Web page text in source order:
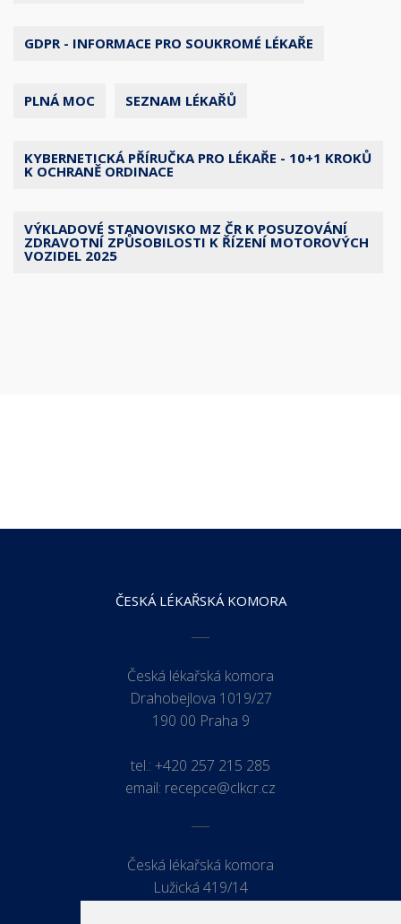
GDPR - INFORMACE PRO SOUKROMÉ LÉKAŘE
PLNÁ MOC SEZNAM LÉKAŘŮ
KYBERNETICKÁ PŘÍRUČKA PRO LÉKAŘE - 10+1 KROKŮ
K OCHRANĚ ORDINACE
VÝKLADOVÉ STANOVISKO MZ ČR K POSUZOVÁNÍ
ZDRAVOTNÍ ZPŮSOBILOSTI K ŘÍZENÍ MOTOROVÝCH
VOZIDEL 2025
ČESKÁ LÉKAŘSKÁ KOMORA
Česká lékařská komora
Drahobejlova 1019/27
190 00 Praha 9
tel.: +420 257 215 285
email: recepce@clkcr.cz
Česká lékařská komora
Lužická 419/14